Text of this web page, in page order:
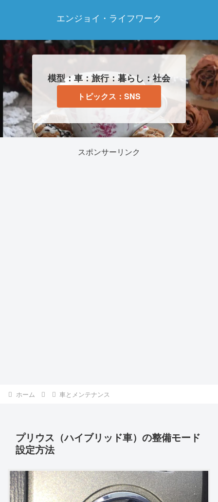
エンジョイ・ライフワーク
模型：車：旅行：暮らし：社会
トピックス：SNS
スポンサーリンク
ホーム 車とメンテナンス
プリウス（ハイブリッド車）の整備モード
設定方法